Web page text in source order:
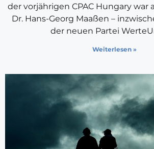
der vorjährigen CPAC Hungary war
Dr. Hans-Georg Maaßen –
der neuen Partei
Weiterlesen »